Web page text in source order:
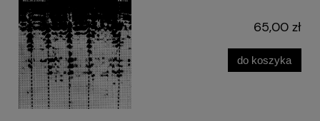
65,00 zł
do koszyka